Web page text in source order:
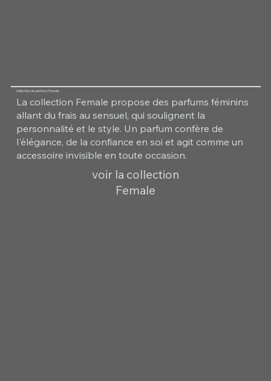
Collection de parfums Female
La collection Female propose des parfums féminins
allant du frais au sensuel, qui soulignent la
personnalité et le style. Un parfum confère de
l'élégance, de la confiance en soi et agit comme un
accessoire invisible en toute occasion.
voir la collection
Female